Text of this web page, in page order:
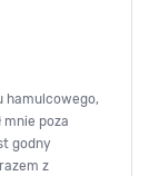
hamulcowego,
mnie poza
godny
z